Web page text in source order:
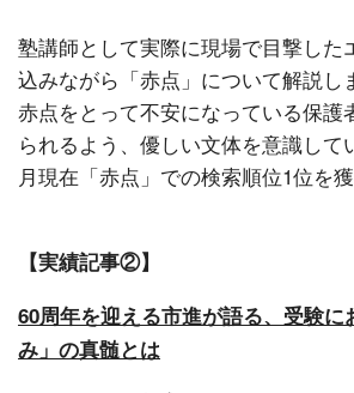
塾講師として実際に現場で目撃した
込みながら「赤点」について解説し
赤点をとって不安になっている保護
られるよう、優しい文体を意識して
月現在「赤点」での検索順位1位を獲
【実績記事②】
60周年を迎える市進が語る、受験に
み」の真髄とは